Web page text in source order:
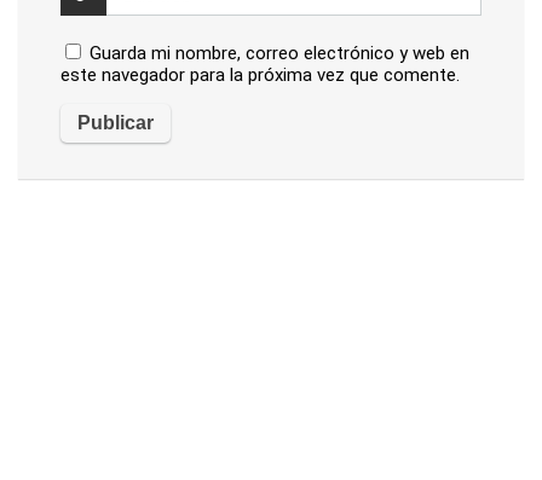
Guarda mi nombre, correo electrónico y web en
este navegador para la próxima vez que comente.